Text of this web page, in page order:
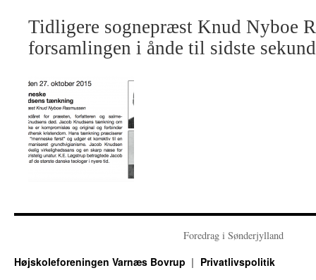
Tidligere sognepræst Knud Nyboe
forsamlingen i ånde til sidste
Foredrag i Sønderjylland
Højskoleforeningen Varnæs Bovrup Privatlivspolitik